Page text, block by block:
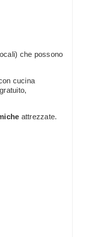
che possono
cucina
attrezzate.